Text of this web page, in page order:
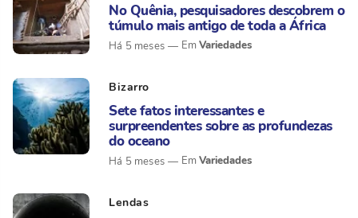
No Quênia, pesquisadores descobrem o
túmulo mais antigo de toda a África
Há 5 meses Variedades
Bizarro
Sete fatos interessantes e
surpreendentes sobre as profundezas
do oceano
Há 5 meses Variedades
Lendas